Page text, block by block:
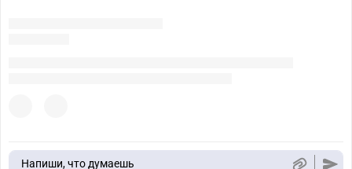
Напиши, что думаешь